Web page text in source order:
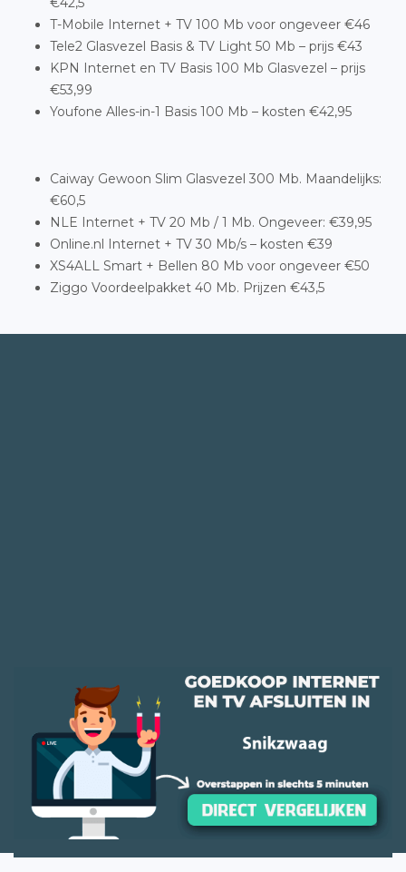
T-Mobile Internet + TV 100 Mb voor ongeveer €46
Tele2 Glasvezel Basis & TV Light 50 Mb – prijs €43
KPN Internet en TV Basis 100 Mb Glasvezel – prijs
€53,99
Youfone Alles-in-1 Basis 100 Mb – kosten €42,95
Caiway Gewoon Slim Glasvezel 300 Mb. Maandelijks:
€60,5
NLE Internet + TV 20 Mb / 1 Mb. Ongeveer: €39,95
Online.nl Internet + TV 30 Mb/s – kosten €39
XS4ALL Smart + Bellen 80 Mb voor ongeveer €50
Ziggo Voordeelpakket 40 Mb. Prijzen €43,5